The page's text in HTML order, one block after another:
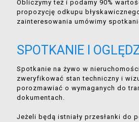
Obliczymy też i podamy 90%
propozycję odkupu
zainteresowania umówimy
SPOTKANIE I
Spotkanie na żywo w
zweryfikować stan techniczny i
porozmawiać o wymaganych do
dokumentach.
Jeżeli będą istniały przesłanki do